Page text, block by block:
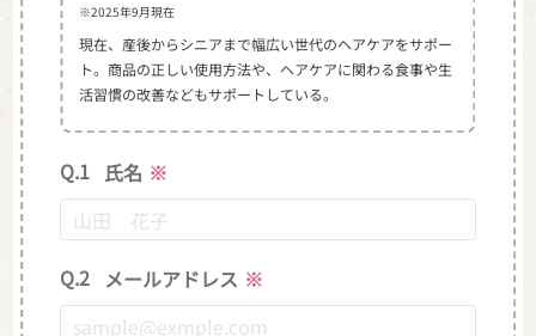
※2025年9月現在
現在、産後からシニアまで幅広い世代のヘアケアをサポー
ト。商品の正しい使用方法や、ヘアケアに関わる食事や生
活習慣の改善などもサポートしている。
Q.1 氏名 ※
Q.2 メールアドレス ※